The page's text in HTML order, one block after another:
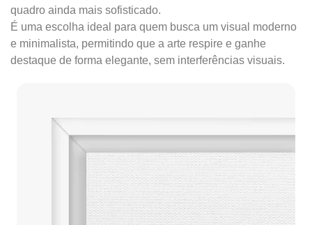
quadro ainda mais sofisticado.
É uma escolha ideal para quem busca um visual moderno
e minimalista, permitindo que a arte respire e ganhe
destaque de forma elegante, sem interferências visuais.